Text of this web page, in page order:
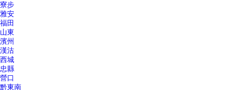
寮步
雅安
福田
山東
濱州
漢沽
西城
忠縣
營口
黔東南